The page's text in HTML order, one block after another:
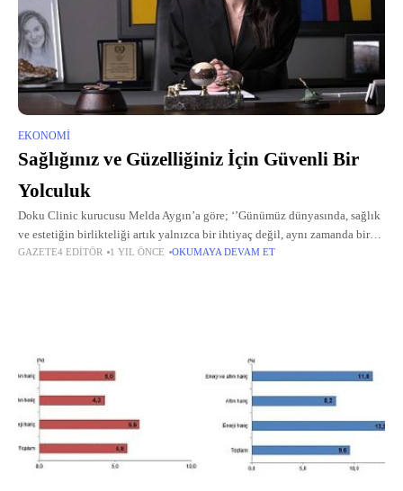
EKONOMI
Sağlığınız ve Güzelliğiniz İçin Güvenli Bir
Yolculuk
Doku Clinic kurucusu Melda Aygın’a göre; ‘’Günümüz dünyasında, sağlık
ve estetiğin birlikteliği artık yalnızca bir ihtiyaç değil, aynı zamanda bir
yaşam biçimi.
GAZETE4 EDITÖR 1 YIL ÖNCE OKUMAYA DEVAM ET